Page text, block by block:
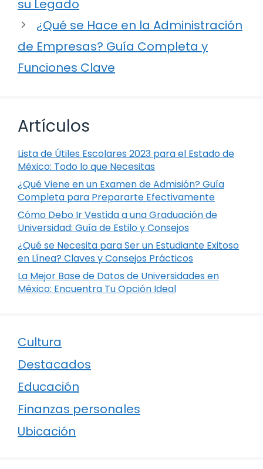
su Legado
¿Qué se Hace en la Administración
de Empresas? Guía Completa y
Funciones Clave
Artículos
Lista de Útiles Escolares 2023 para el Estado de
México: Todo lo que Necesitas
¿Qué Viene en un Examen de Admisión? Guía
Completa para Prepararte Efectivamente
Cómo Debo Ir Vestida a una Graduación de
Universidad: Guía de Estilo y Consejos
¿Qué se Necesita para Ser un Estudiante Exitoso
en Línea? Claves y Consejos Prácticos
La Mejor Base de Datos de Universidades en
México: Encuentra Tu Opción Ideal
Cultura
Destacados
Educación
Finanzas personales
Ubicación